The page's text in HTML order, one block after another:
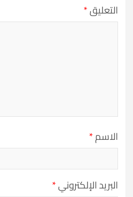
التعليق*
الاسم*
البريد الإلكتروني*